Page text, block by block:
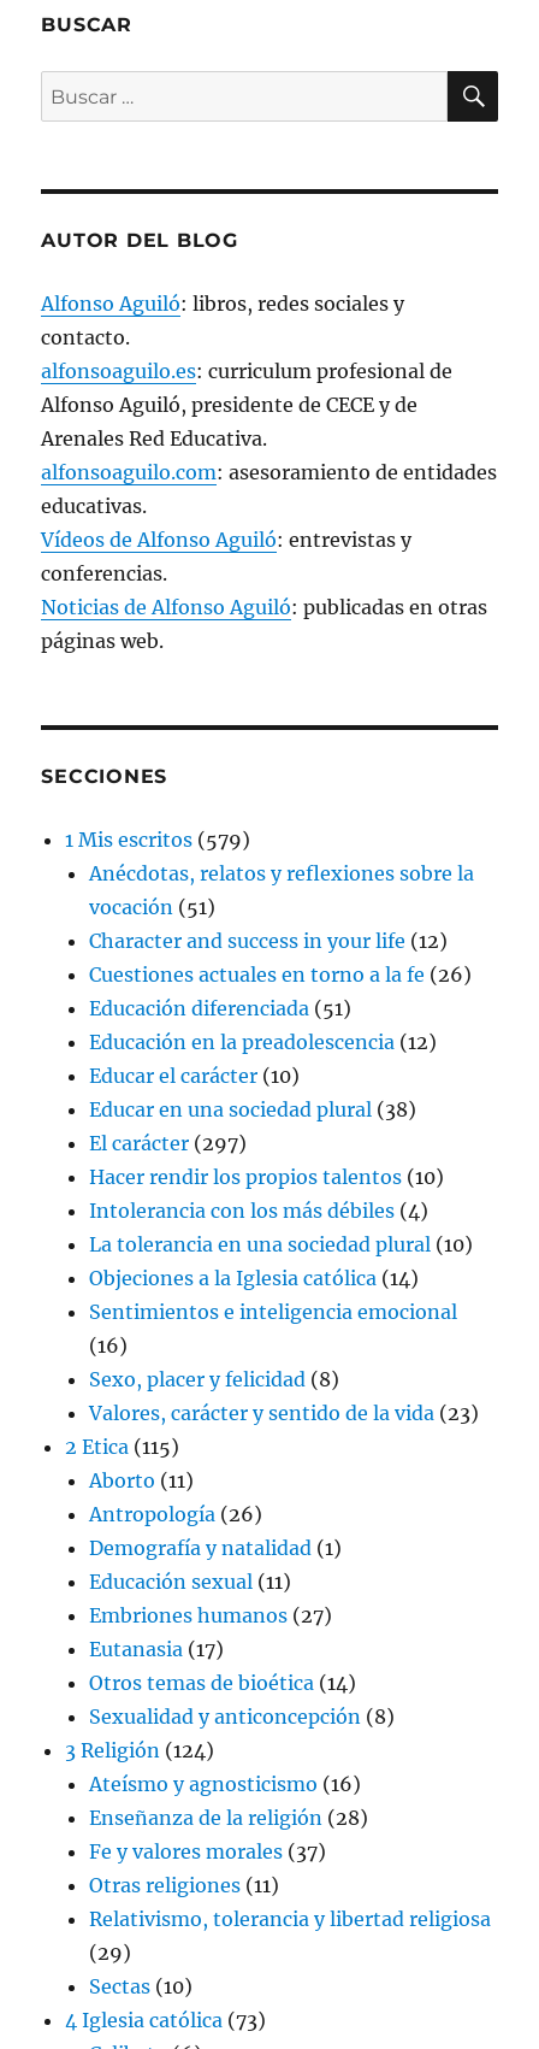
e
a
e
BUSCAR
Buscar
por:
AUTOR DEL BLOG
Alfonso Aguiló: libros, redes sociales y
contacto.
alfonsoaguilo.es: curriculum profesional de
Alfonso Aguiló, presidente de CECE y de
Arenales Red Educativa.
alfonsoaguilo.com: asesoramiento de entidades
educativas.
Vídeos de Alfonso Aguiló: entrevistas y
conferencias.
Noticias de Alfonso Aguiló: publicadas en otras
páginas web.
SECCIONES
1 Mis escritos (579)
Anécdotas, relatos y reflexiones sobre la
vocación (51)
Character and success in your life (12)
Cuestiones actuales en torno a la fe (26)
Educación diferenciada (51)
Educación en la preadolescencia (12)
Educar el carácter (10)
Educar en una sociedad plural (38)
El carácter (297)
Hacer rendir los propios talentos (10)
Intolerancia con los más débiles (4)
La tolerancia en una sociedad plural (10)
Objeciones a la Iglesia católica (14)
Sentimientos e inteligencia emocional
(16)
Sexo, placer y felicidad (8)
Valores, carácter y sentido de la vida (23)
2 Etica (115)
Aborto (11)
Antropología (26)
Demografía y natalidad (1)
Educación sexual (11)
Embriones humanos (27)
Eutanasia (17)
Otros temas de bioética (14)
Sexualidad y anticoncepción (8)
3 Religión (124)
Ateísmo y agnosticismo (16)
Enseñanza de la religión (28)
Fe y valores morales (37)
Otras religiones (11)
Relativismo, tolerancia y libertad religiosa
(29)
Sectas (10)
4 Iglesia católica (73)